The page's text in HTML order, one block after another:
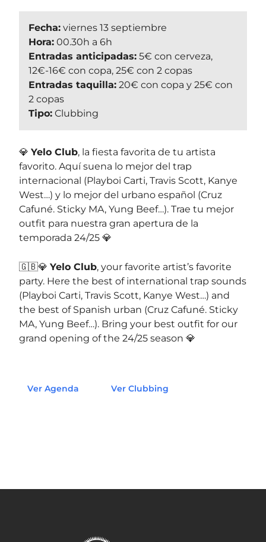
Fecha: viernes 13 septiembre
Hora: 00.30h a 6h
Entradas anticipadas: 5€ con cerveza,
12€-16€ con copa, 25€ con 2 copas
Entradas taquilla: 20€ con copa y 25€ con
2 copas
Tipo: Clubbing
💎 Yelo Club, la fiesta favorita de tu artista
favorito. Aquí suena lo mejor del trap
internacional (Playboi Carti, Travis Scott, Kanye
West…) y lo mejor del urbano español (Cruz
Cafuné. Sticky MA, Yung Beef…). Trae tu mejor
outfit para nuestra gran apertura de la
temporada 24/25 💎
🇬🇧💎 Yelo Club, your favorite artist’s favorite
party. Here the best of international trap sounds
(Playboi Carti, Travis Scott, Kanye West…) and
the best of Spanish urban (Cruz Cafuné. Sticky
MA, Yung Beef…). Bring your best outfit for our
grand opening of the 24/25 season 💎
Ver Agenda Ver Clubbing